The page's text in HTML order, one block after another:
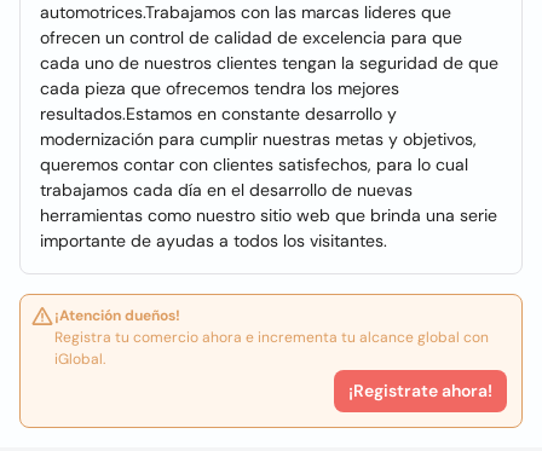
automotrices.Trabajamos con las marcas lideres que
ofrecen un control de calidad de excelencia para que
cada uno de nuestros clientes tengan la seguridad de que
cada pieza que ofrecemos tendra los mejores
resultados.Estamos en constante desarrollo y
modernización para cumplir nuestras metas y objetivos,
queremos contar con clientes satisfechos, para lo cual
trabajamos cada día en el desarrollo de nuevas
herramientas como nuestro sitio web que brinda una serie
importante de ayudas a todos los visitantes.
¡Atención dueños!
Registra tu comercio ahora e incrementa tu alcance global con
iGlobal.
¡Registrate ahora!